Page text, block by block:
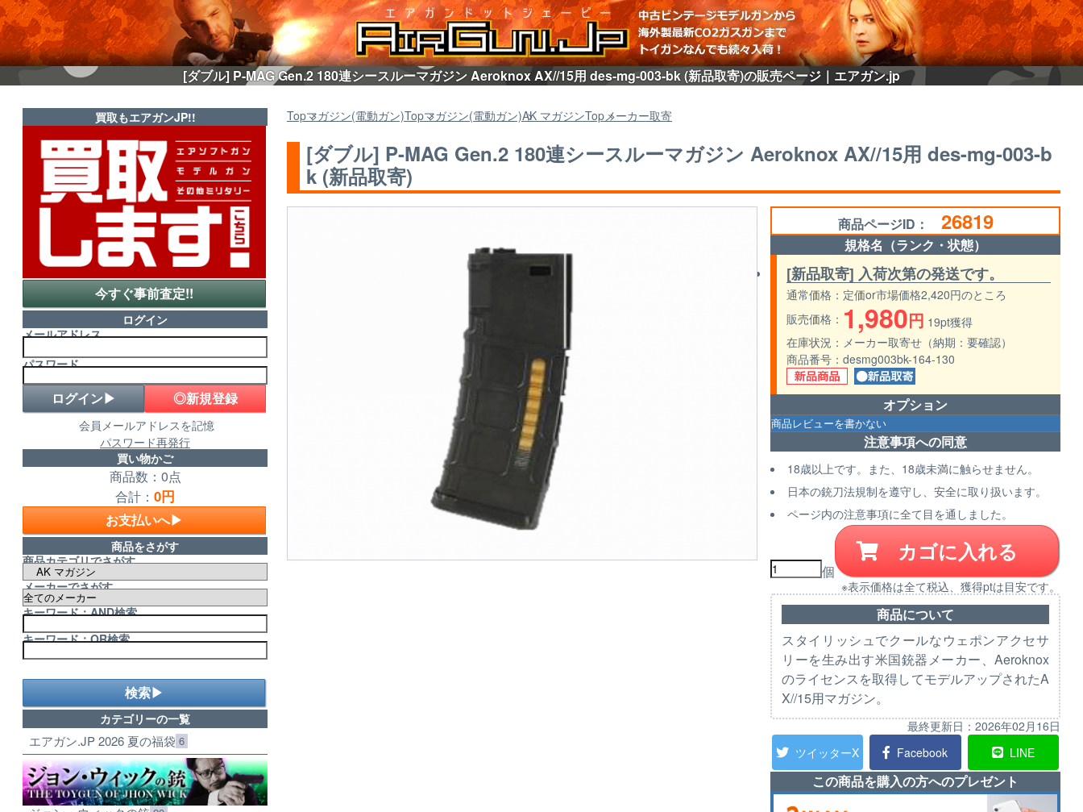
[ダブル] P-MAG Gen.2 180連シースルーマガジン Aeroknox AX//15用 des-mg-003-bk (新品取寄)の販売ページ｜エアガン.jp
Topマガジン(電動ガン)Topマガジン(電動ガン)AK マガジンTopメーカー取寄
[ダブル] P-MAG Gen.2 180連シースルーマガジン Aeroknox AX//15用 des-mg-003-b
k (新品取寄)
商品ページID： 26819
規格名（ランク・状態）
[新品取寄] 入荷次第の発送です。
通常価格
定価or市場価格2,420円のところ
販売価格
1,980円 19pt獲得
在庫状況
メーカー取寄せ（納期：要確認）
商品番号
desmg003bk-164-130
オプション
注意事項への同意
18歳以上です。また、18歳未満に触らせません。
日本の銃刀法規制を遵守し、安全に取り扱います。
ページ内の注意事項に全て目を通しました。
個
カゴに入れる
※表示価格は全て税込、獲得ptは目安です。
商品について
スタイリッシュでクールなウェポンアクセサ
リーを生み出す米国銃器メーカー、Aeroknox
のライセンスを取得してモデルアップされたA
X//15用マガジン。
最終更新日： 2026年02月16日
ツイッターX
Facebook LINE
この商品を購入の方へのプレゼント
買取もエアガンJP!!
今すぐ事前査定!!
ログイン
メールアドレス
パスワード
◎新規登録
会員メールアドレスを記憶
パスワード再発行
買い物かご
商品数：0点
合計： 0円
お支払いへ▶
商品をさがす
商品カテゴリでさがす
メーカーでさがす
キーワード：AND検索
キーワード：OR検索
検索▶
カテゴリーの一覧
エアガン.JP 2026 夏の福袋 6